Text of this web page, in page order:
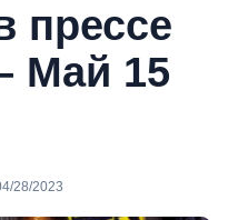
прессе
Май 15
28/2023